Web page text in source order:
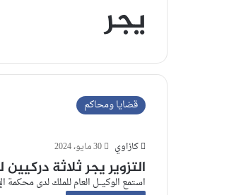
يجر
قضايا ومحاكم
كازاوي 30 مايو، 2024
التزوير يجر ثلاثة
استمع الوكيــل العام للملك لدى محكمة الإستئناف بسطات صباح